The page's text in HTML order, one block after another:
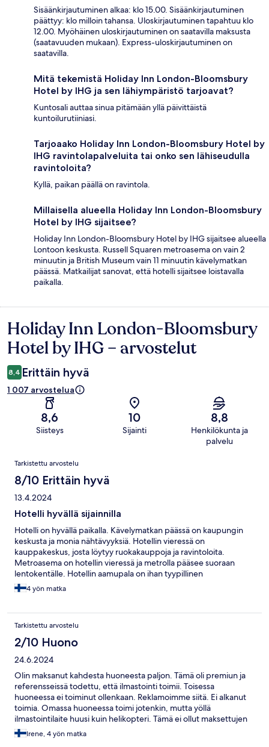
Sisäänkirjautuminen alkaa: klo 15.00. Sisäänkirjautuminen
päättyy: klo milloin tahansa. Uloskirjautuminen tapahtuu klo
12.00. Myöhäinen uloskirjautuminen on saatavilla maksusta
(saatavuuden mukaan). Express-uloskirjautuminen on
saatavilla.
Mitä tekemistä Holiday Inn London-Bloomsbury
Hotel by IHG ja sen lähiympäristö tarjoavat?
Kuntosali auttaa sinua pitämään yllä päivittäistä
kuntoilurutiiniasi.
Tarjoaako Holiday Inn London-Bloomsbury Hotel by
IHG ravintolapalveluita tai onko sen lähiseudulla
ravintoloita?
Kyllä, paikan päällä on ravintola.
Millaisella alueella Holiday Inn London-Bloomsbury
Hotel by IHG sijaitsee?
Holiday Inn London-Bloomsbury Hotel by IHG sijaitsee alueella
Lontoon keskusta. Russell Squaren metroasema on vain 2
minuutin ja British Museum vain 11 minuutin kävelymatkan
päässä. Matkailijat sanovat, että hotelli sijaitsee loistavalla
paikalla.
Arvostelut
Holiday Inn London-Bloomsbury
Hotel by IHG – arvostelut
8,4 Erittäin hyvä
1 007 arvostelua
8,6
Siisteys
10
Sijainti
8,8
Henkilökunta ja
palvelu
Arvostelut
Tarkistettu arvostelu
8/10 Erittäin hyvä
13.4.2024
Hotelli hyvällä sijainnilla
Hotelli on hyvällä paikalla. Kävelymatkan päässä on kaupungin
keskusta ja monia nähtävyyksiä. Hotellin vieressä on
kauppakeskus, josta löytyy ruokakauppoja ja ravintoloita.
Metroasema on hotellin vieressä ja metrolla pääsee suoraan
lentokentälle. Hotellin aamupala on ihan tyypillinen
hotelliaamiainen. Meillä oli kaksi huonetta, jotka olivat ihan ok,
mutta molempien kylpyhuoneet ovat remontin tarpeessa.
kosteusvaurion jälkiä. Mutta nämä eivät haitanneet, koska hyvä
sijainti korvaa puutteet. Hotelin muut tilat (aula ja ravintola) olivat
siistejä ja henkilökunta ystävällinen.
4 yön matka
Tarkistettu arvostelu
2/10 Huono
24.6.2024
Olin maksanut kahdesta huoneesta paljon. Tämä oli premiun ja
referensseissä todettu, että ilmastointi toimii. Toisessa
huoneessa ei toiminut ollenkaan. Reklamoimme siitä. Ei alkanut
toimia. Omassa huoneessa toimi jotenkin, mutta yöllä
ilmastointilaite huusi kuin helikopteri. Tämä ei ollut maksettujen
rahojen arvoinen hotelli. Kylpyhuoneen lattialla vilisti
sokeritoukkia (silver fish).
Irene, 4 yön matka